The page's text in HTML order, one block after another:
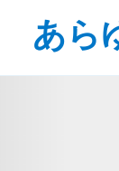
あら